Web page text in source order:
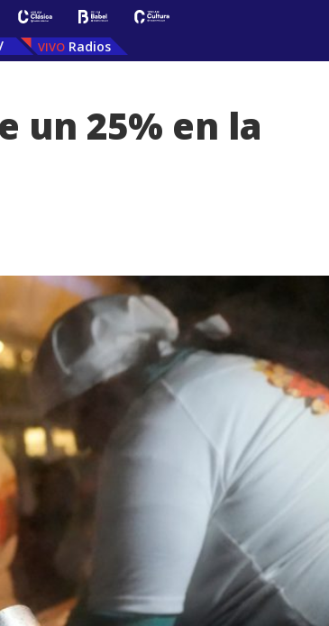
Radios
un 25% en la